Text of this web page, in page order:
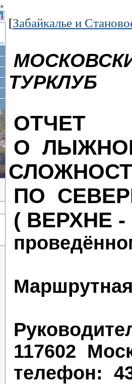
[Забайкалье и
ТУРКЛУБ
ОТЧЕТ
О
ПО
( ВЕРХНЕ
117602
телефон: